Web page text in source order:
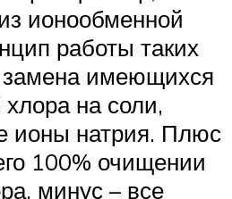
ионообменной
работы таких
имеющихся
на соли,
ионы натрия. Плюс
100% очищении
минус – все